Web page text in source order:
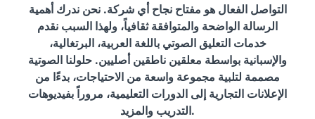
التواصل الفعال هو مفتاح نجاح أي شركة. نحن ندرك أهمية
الرسالة الواضحة والمتوافقة ثقافياً، ولهذا السبب نقدم
خدمات التعليق الصوتي باللغة العربية، البرتغالية،
والإسبانية بواسطة معلقين ناطقين أصليين. حلولنا الصوتية
مصممة لتلبية مجموعة واسعة من الاحتياجات، بدءًا من
الإعلانات التجارية إلى الدورات التعليمية، مروراً بفيديوهات
التدريب والمزيد.